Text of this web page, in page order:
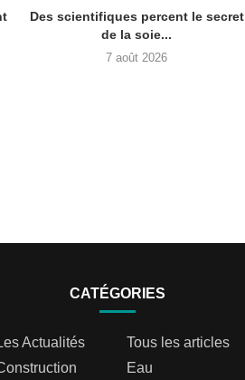
Des scientifiques percent le secret
de la soie...
7 août 2026
CATÉGORIES
Actualités
Tous les articles
Eau